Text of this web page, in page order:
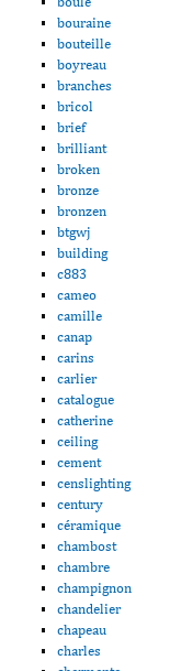
bouraine
bouteille
boyreau
branches
bricol
brief
brilliant
broken
bronze
bronzen
btgwj
building
c883
cameo
camille
canap
carins
carlier
catalogue
catherine
ceiling
cement
censlighting
century
céramique
chambost
chambre
champignon
chandelier
chapeau
charles